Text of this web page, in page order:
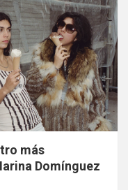
más
Domínguez